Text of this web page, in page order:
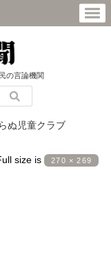
の言論機関
ぬ児童クラブ
size is 270 × 269